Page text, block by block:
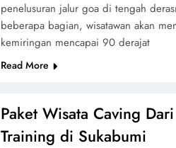
penelusuran jalur goa di tengah
beberapa bagian, wisatawan akan
kemiringan mencapai 90 derajat
Read More
Paket Wisata Caving
Training di Sukabumi